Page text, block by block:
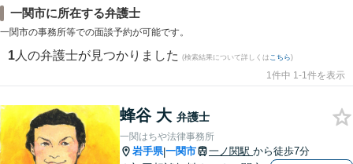
一関市に所在する弁護士
一関市の事務所等での面談予約が可能です。
1 人の弁護士が見つかりました (検索結果について詳しくは こちら)
1件中 1-1件を表示
蜂谷 大 弁護士
一関はちや法律事務所
岩手県|一関市 一ノ関駅 から徒歩7分